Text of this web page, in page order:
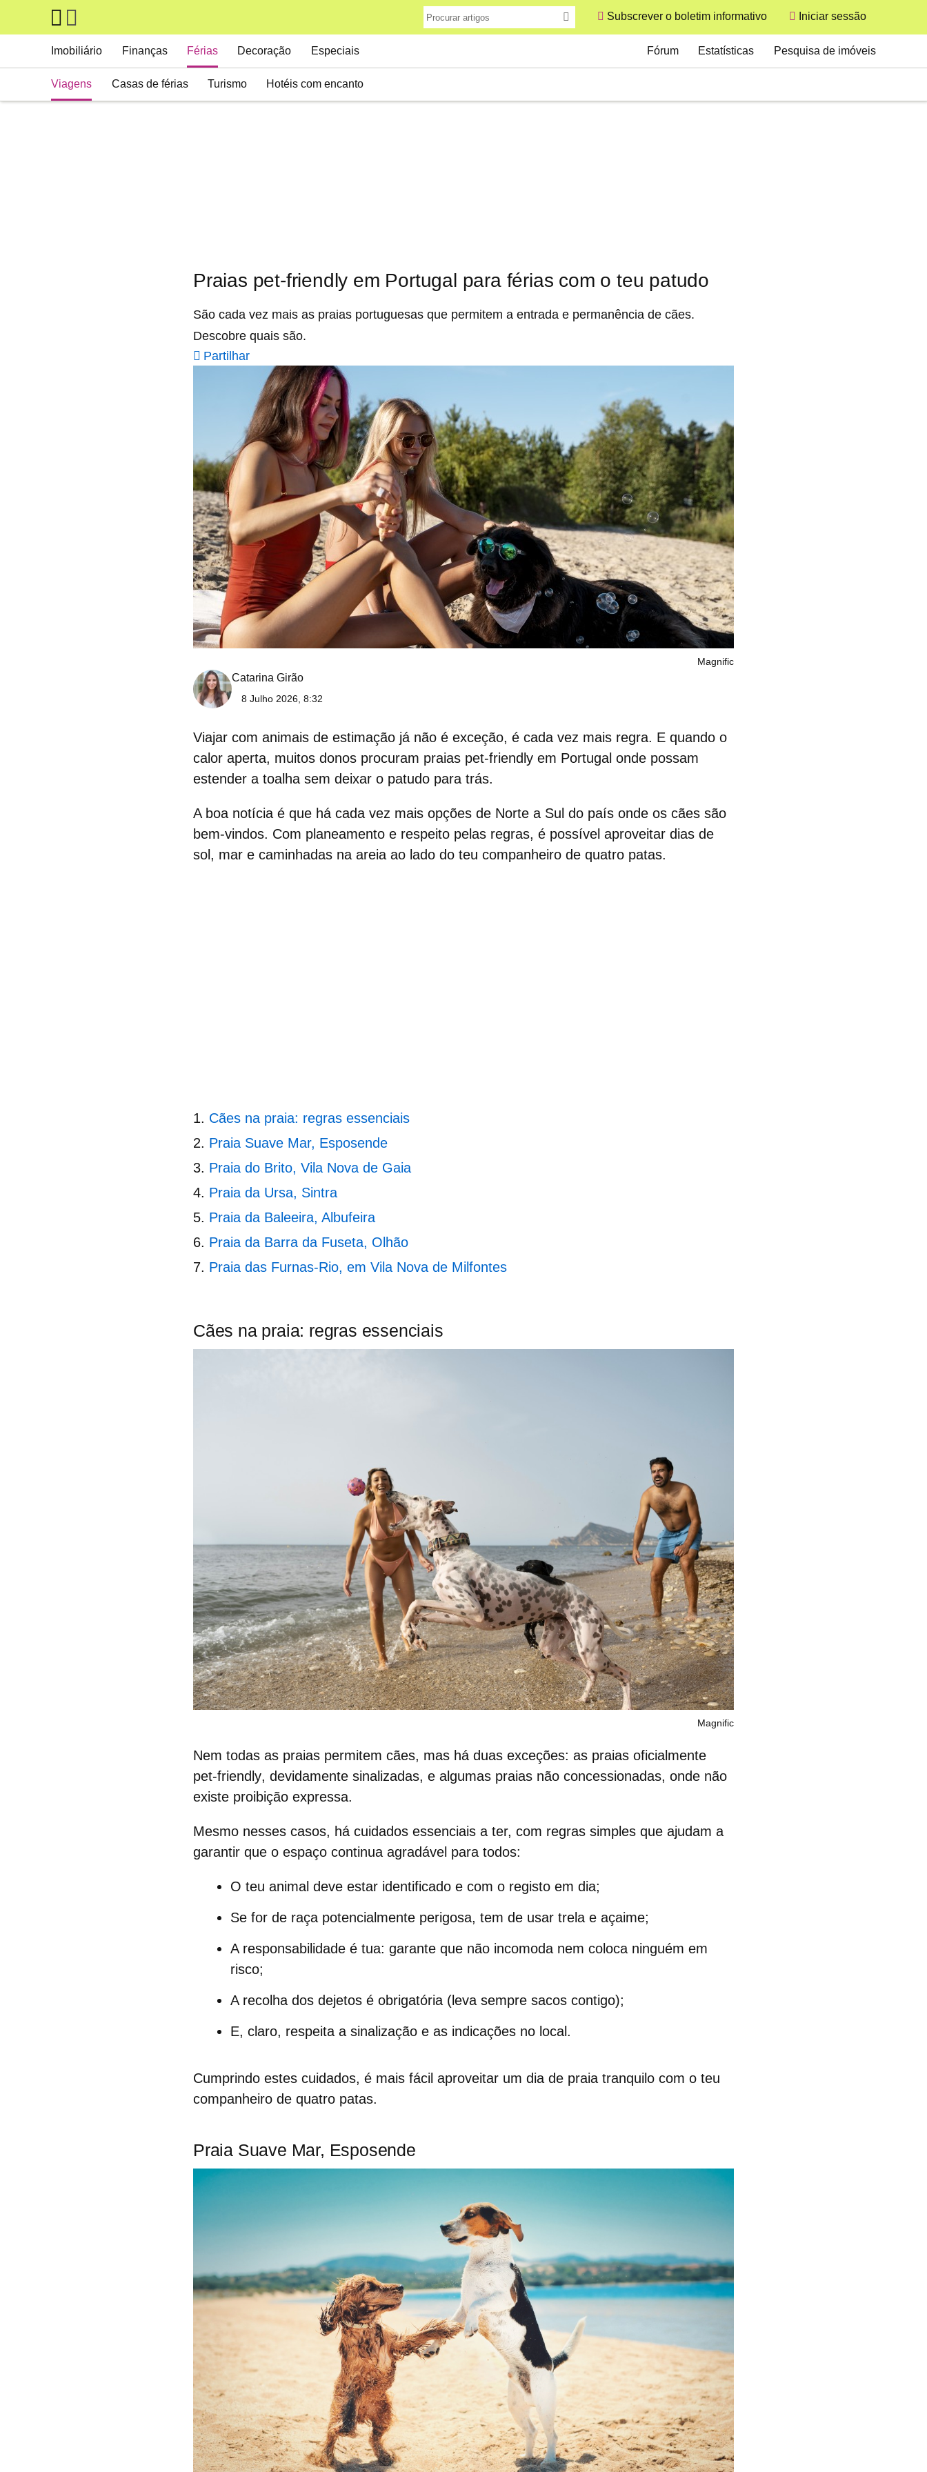
Skip to main content
Subscrever o boletim informativo
User
Iniciar sessão
Main navigation
Imobiliário Finanças Férias
Viagens Casas de férias Turismo Hotéis com encanto
Decoração Especiais
Secondary
Fórum Estatísticas Pesquisa de imóveis
Praias pet-friendly em Portugal para férias com o teu patudo
São cada vez mais as praias portuguesas que permitem a entrada e permanência de cães.
Descobre quais são.
Partilhar
Magnific
Catarina Girão
8 Julho 2026, 8:32
Viajar com animais de estimação já não é exceção, é cada vez mais regra. E quando o
calor aperta, muitos donos procuram praias pet-friendly em Portugal onde possam
estender a toalha sem deixar o patudo para trás.
A boa notícia é que há cada vez mais opções de Norte a Sul do país onde os cães são
bem-vindos. Com planeamento e respeito pelas regras, é possível aproveitar dias de
sol, mar e caminhadas na areia ao lado do teu companheiro de quatro patas.
Cães na praia: regras essenciais
Praia Suave Mar, Esposende
Praia do Brito, Vila Nova de Gaia
Praia da Ursa, Sintra
Praia da Baleeira, Albufeira
Praia da Barra da Fuseta, Olhão
Praia das Furnas-Rio, em Vila Nova de Milfontes
Cães na praia: regras essenciais
Magnific
Nem todas as praias permitem cães, mas há duas exceções: as praias oficialmente
pet-friendly, devidamente sinalizadas, e algumas praias não concessionadas, onde não
existe proibição expressa.
Mesmo nesses casos, há cuidados essenciais a ter, com regras simples que ajudam a
garantir que o espaço continua agradável para todos:
O teu animal deve estar identificado e com o registo em dia;
Se for de raça potencialmente perigosa, tem de usar trela e açaime;
A responsabilidade é tua: garante que não incomoda nem coloca ninguém em
risco;
A recolha dos dejetos é obrigatória (leva sempre sacos contigo);
E, claro, respeita a sinalização e as indicações no local.
Cumprindo estes cuidados, é mais fácil aproveitar um dia de praia tranquilo com o teu
companheiro de quatro patas.
Praia Suave Mar, Esposende